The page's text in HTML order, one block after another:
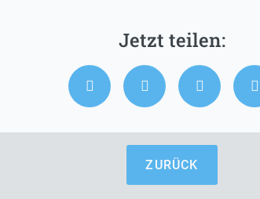
ZURÜCK